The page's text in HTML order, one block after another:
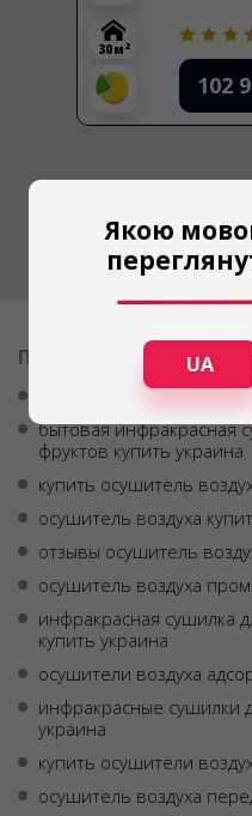
102
30 м 2
ПОПУЛЯРНЫЕ
осушитель воздуха
бытовая инфракрасная
фруктов купить украина
купить осушитель
осушитель воздуха
отзывы осушитель
осушитель воздуха
инфракрасная сушилка
купить украина
осушители воздуха
инфракрасные сушилки
украина
купить осушители
осушитель воздуха
Якою
UA